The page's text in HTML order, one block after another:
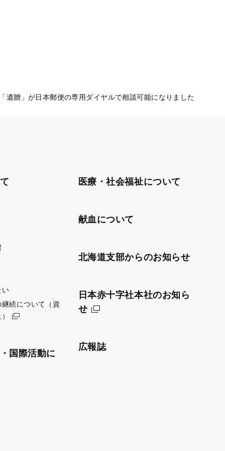
遺贈」が日本郵便の専用ダイヤルで相談可能になりました
い
続について（資
国際活動に
医療・社会福祉について
献血について
北海道支部からのお知らせ
日本赤十字社本社のお知ら
せ
広報誌